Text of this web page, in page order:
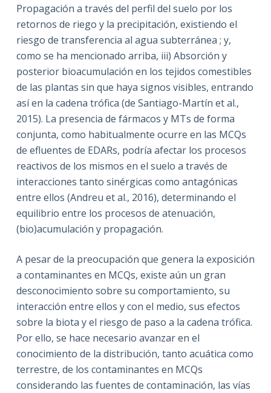
Propagación a través del perfil del suelo por los
retornos de riego y la precipitación, existiendo el
riesgo de transferencia al agua subterránea ; y,
como se ha mencionado arriba, iii) Absorción y
posterior bioacumulación en los tejidos comestibles
de las plantas sin que haya signos visibles, entrando
así en la cadena trófica (de Santiago-Martín et al.,
2015). La presencia de fármacos y MTs de forma
conjunta, como habitualmente ocurre en las MCQs
de efluentes de EDARs, podría afectar los procesos
reactivos de los mismos en el suelo a través de
interacciones tanto sinérgicas como antagónicas
entre ellos (Andreu et al., 2016), determinando el
equilibrio entre los procesos de atenuación,
(bio)acumulación y propagación.
A pesar de la preocupación que genera la exposición
a contaminantes en MCQs, existe aún un gran
desconocimiento sobre su comportamiento, su
interacción entre ellos y con el medio, sus efectos
sobre la biota y el riesgo de paso a la cadena trófica.
Por ello, se hace necesario avanzar en el
conocimiento de la distribución, tanto acuática como
terrestre, de los contaminantes en MCQs
considerando las fuentes de contaminación, las vías